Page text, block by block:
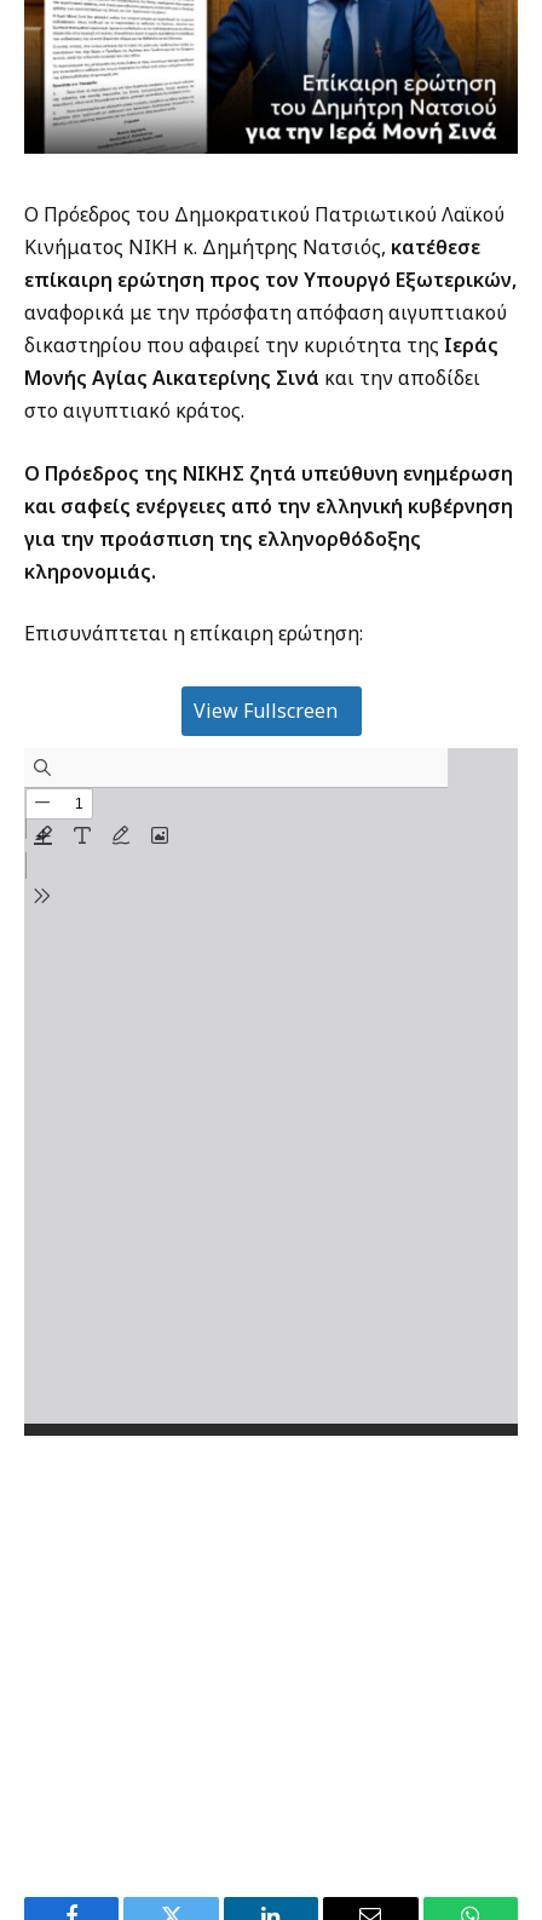
Ο Πρόεδρος του Δημοκρατικού Πατριωτικού Λαϊκού
Κινήματος ΝΙΚΗ κ. Δημήτρης Νατσιός, κατέθεσε
επίκαιρη ερώτηση προς τον Υπουργό Εξωτερικών,
αναφορικά με την πρόσφατη απόφαση αιγυπτιακού
δικαστηρίου που αφαιρεί την κυριότητα της Ιεράς
Μονής Αγίας Αικατερίνης Σινά και την αποδίδει
στο αιγυπτιακό κράτος.
Ο Πρόεδρος της ΝΙΚΗΣ ζητά υπεύθυνη ενημέρωση
και σαφείς ενέργειες από την ελληνική κυβέρνηση
για την προάσπιση της ελληνορθόδοξης
κληρονομιάς.
Επισυνάπτεται η επίκαιρη ερώτηση:
View Fullscreen